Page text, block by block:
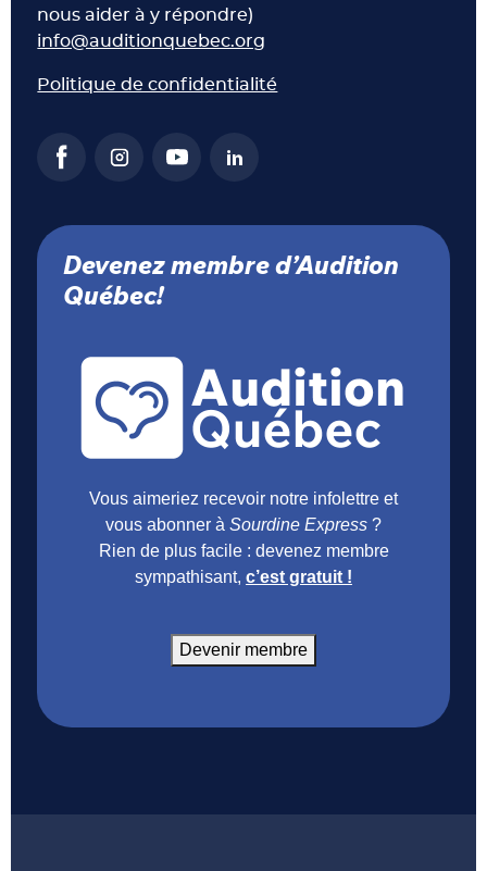
nous aider à y répondre)
info@auditionquebec.org
Politique de confidentialité
Devenez membre d’Audition
Québec!
Vous aimeriez recevoir notre infolettre et
vous abonner à Sourdine Express ?
Rien de plus facile : devenez membre
sympathisant, c’est gratuit !
Devenir membre